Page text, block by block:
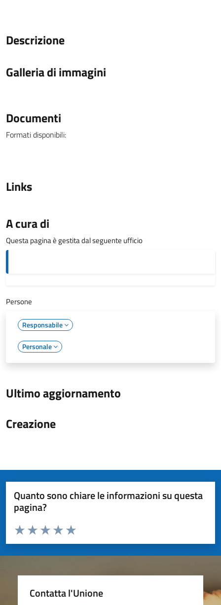
Descrizione
Galleria di immagini
Documenti
Formati disponibili:
Links
A cura di
Questa pagina è gestita dal seguente ufficio
Persone
Responsabile
Personale
Ultimo aggiornamento
Creazione
Quanto sono chiare le informazioni su questa
pagina?
Valuta da 1 a 5 stelle la pagina
Valuta 5 stelle su 5
Valuta 4 stelle su 5
Valuta 3 stelle su 5
Valuta 2 stelle su 5
Valuta 1 stelle su 5
Contatta l'Unione